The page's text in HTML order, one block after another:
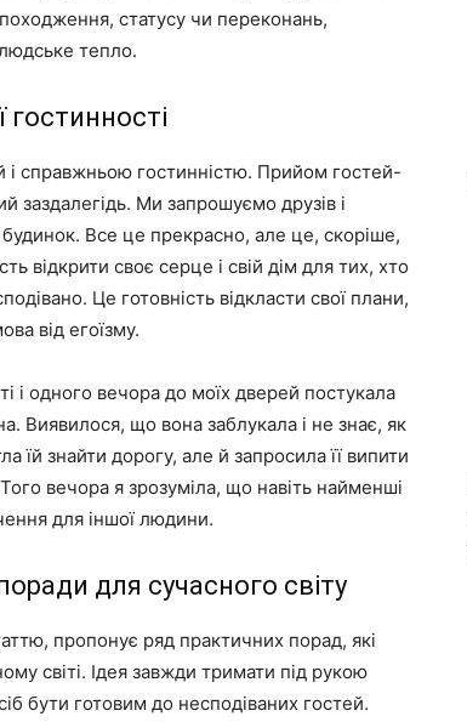
статусу чи переконань,
тепло.
справжньою гостинністю. Прийом гостей-
заздалегідь. Ми запрошуємо друзів і
Все це прекрасно, але це, скоріше,
відкрити своє серце і свій дім для тих, хто
Це готовність відкласти свої плани,
від егоїзму.
і одного вечора до моїх дверей постукала
Виявилося, що вона заблукала і не знає, як
їй знайти дорогу, але й запросила її випити
вечора я зрозуміла, що навіть найменші
для іншої людини.
для сучасного світу
пропонує ряд практичних порад, які
світі. Ідея завжди тримати під рукою
бути готовим до несподіваних гостей.